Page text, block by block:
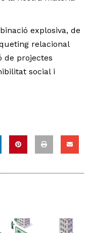
explosiva, de
relacional
de projectes
social i